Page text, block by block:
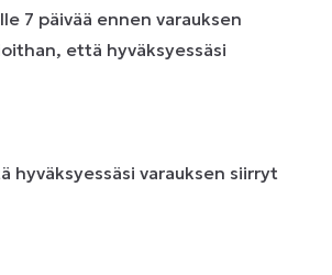
7 päivää ennen varauksen
että hyväksyessäsi
hyväksyessäsi varauksen siirryt